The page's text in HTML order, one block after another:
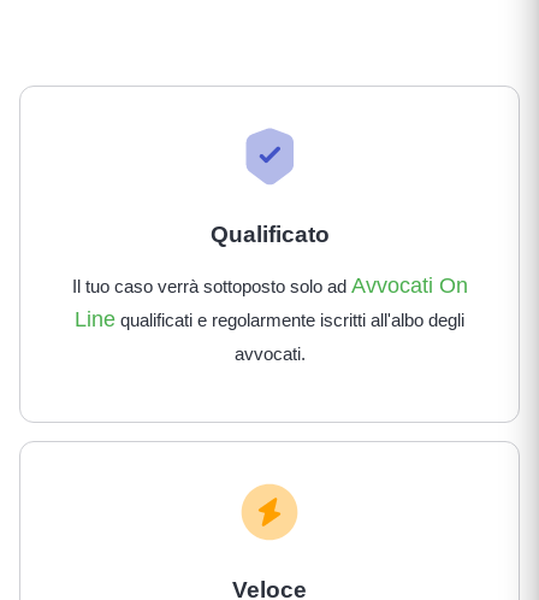
Qualificato
Il tuo caso verrà sottoposto solo ad Avvocati On
Line qualificati e regolarmente iscritti all'albo degli
avvocati.
Veloce